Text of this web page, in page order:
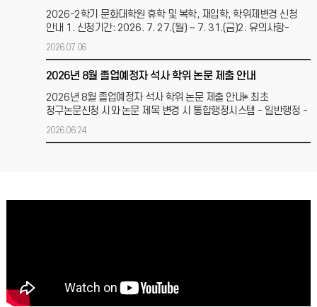
2026-2학기 문화대학원 휴학 및 복학, 재입학, 학위제변경 신청
안내 1. 신청기간: 2026. 7. 27.(월) ~ 7. 31.(금)2. 유의사항-
휴학기간은 계속하여 2개
2026.07.06
2026년 8월 졸업예정자 석사 학위 논문 제출 안내
2026년 8월 졸업예정자 석사 학위 논문 제출 안내* 최초
청구논문신청 시와 논문 제목 변경 시 통합행정시스템 - 일반행정 -
대학원졸업논문관리 - 청구논문변경신청 필수 1. 원
2026.06.24
8월 졸업예정자(수료생 포함)께서는 아래 일정을